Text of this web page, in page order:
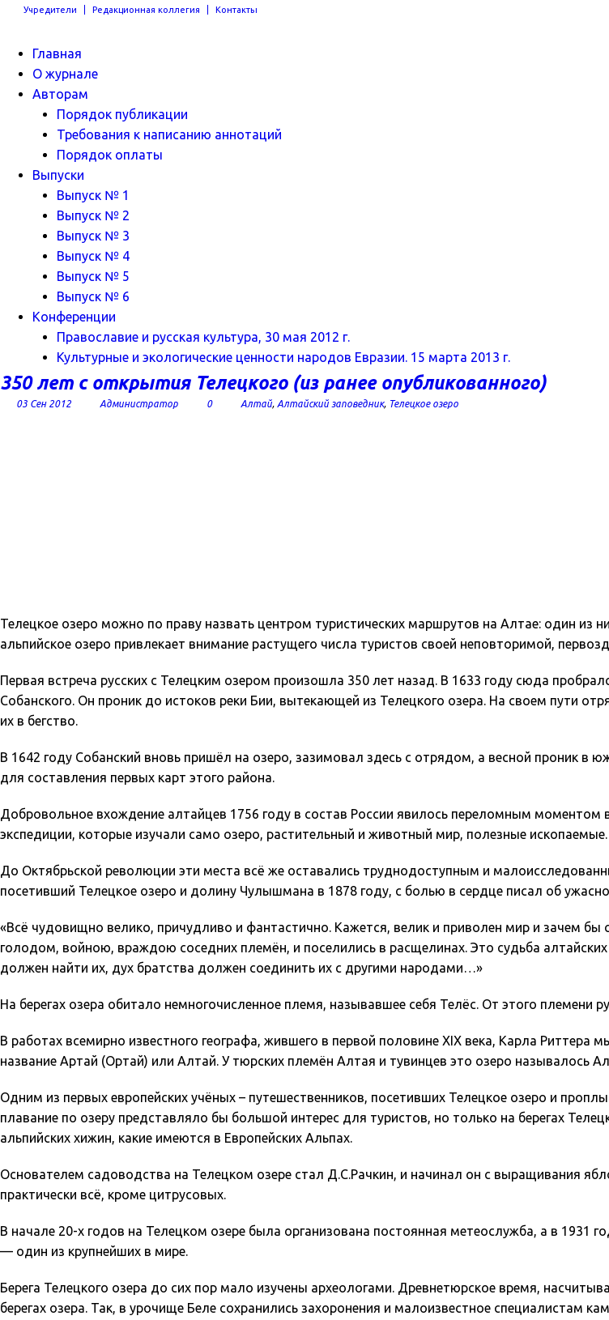
Учредители Редакционная коллегия Контакты
Главная
О журнале
Авторам
Порядок публикации
Требования к написанию аннотаций
Порядок оплаты
Выпуски
Выпуск № 1
Выпуск № 2
Выпуск № 3
Выпуск № 4
Выпуск № 5
Выпуск № 6
Конференции
Православие и русская культура, 30 мая 2012 г.
Культурные и экологические ценности народов Евразии. 15 марта 2013 г.
350 лет с открытия Телецкого (из ранее опубликованного)
03 Сен 2012 Администратор 0 Алтай, Алтайский заповедник, Телецкое озеро
Телецкое озеро можно по праву назвать центром туристических маршрутов на Алтае: один из
альпийское озеро привлекает внимание растущего числа туристов своей неповторимой,
Первая встреча русских с Телецким озером произошла 350 лет назад. В 1633 году сюда
Собанского. Он проник до истоков реки Бии, вытекающей из Телецкого озера. На своем пути
их в бегство.
В 1642 году Собанский вновь пришёл на озеро, зазимовал здесь с отрядом, а весной проник
для составления первых карт этого района.
Добровольное вхождение алтайцев 1756 году в состав России явилось переломным моментом
экспедиции, которые изучали само озеро, растительный и животный мир, полезные ископаемые.
До Октябрьской революции эти места всё же оставались труднодоступным и
посетивший Телецкое озеро и долину Чулышмана в 1878 году, с болью в сердце писал об
«Всё чудовищно велико, причудливо и фантастично. Кажется, велик и приволен мир и зачем
голодом, войною, враждою соседних племён, и поселились в расщелинах. Это судьба
должен найти их, дух братства должен соединить их с другими народами…»
На берегах озера обитало немногочисленное племя, называвшее себя Телёс. От этого племени
В работах всемирно известного географа, жившего в первой половине ХIХ века, Карла Риттера
название Артай (Ортай) или Алтай. У тюрских племён Алтая и тувинцев это озеро называлось
Одним из первых европейских учёных – путешественников, посетивших Телецкое озеро и
плавание по озеру представляло бы большой интерес для туристов, но только на берегах
альпийских хижин, какие имеются в Европейских Альпах.
Основателем садоводства на Телецком озере стал Д.С.Рачкин, и начинал он с выращивания
практически всё, кроме цитрусовых.
В начале 20-х годов на Телецком озере была организована постоянная метеослужба, а в 1931
— один из крупнейших в мире.
Берега Телецкого озера до сих пор мало изучены археологами. Древнетюрское время,
берегах озера. Так, в урочище Беле сохранились захоронения и малоизвестное специалистам